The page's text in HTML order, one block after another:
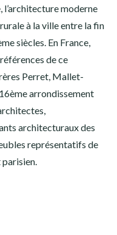
moderne
à la ville entre la fin
siècles. En France,
de ce
Perret, Mallet-
arrondissement
architecturaux des
représentatifs de